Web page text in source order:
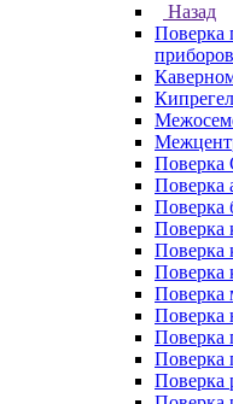
Назад
Поверка
приборов
Поверка
Поверка
Поверка
Поверка
Поверка
Поверка
Поверка
Поверка
Поверка
Поверка
Поверка